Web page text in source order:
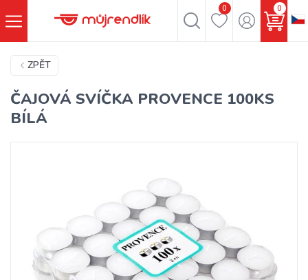
0 0
ZPĚT
ČAJOVÁ SVÍČKA PROVENCE 100KS
BÍLÁ